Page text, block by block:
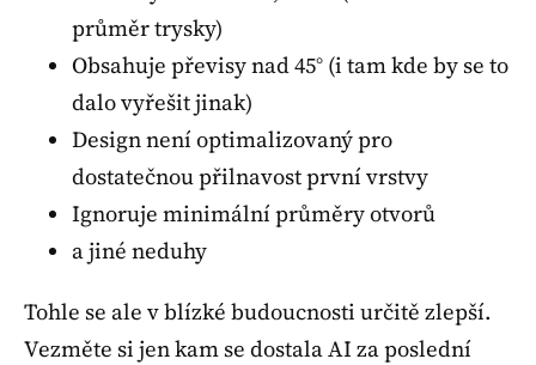
průměr trysky)
Obsahuje převisy nad 45° (i tam kde by se to
dalo vyřešit jinak)
Design není optimalizovaný pro
dostatečnou přilnavost první vrstvy
Ignoruje minimální průměry otvorů
a jiné neduhy
Tohle se ale v blízké budoucnosti určitě zlepší.
Vezměte si jen kam se dostala AI za poslední